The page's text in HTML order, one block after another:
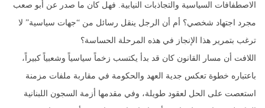
الاصطفافات السياسية والتجاذبات النيابية. فهل كان ما صدر عن أبو صعب
مجرد اجتهاد شخصي؟ أم أن الرجل ينقل رسائل من “جهات سياسية” لا
ترغب بتمرير هذا الإنجاز في هذه المرحلة الحساسة؟
اللافت أن مسار القانون كان قد بدأ يكتسب زخماً سياسياً وشعبياً كبيراً،
باعتباره خطوة تعكس جدية العهد والحكومة في مقاربة ملفات مزمنة
استعصت على الحل لعقود طويلة، وفي مقدمها أزمة السجون اللبنانية